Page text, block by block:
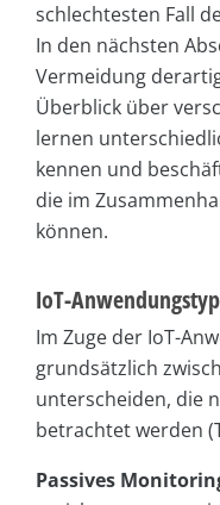
schlechtesten Fall
In den nächsten
Vermeidung
Überblick über
lernen
kennen und
die im
können.
IoT-
Im Zuge der IoT-
grundsätzlich
unterscheiden, die
betrachtet werden
Passives